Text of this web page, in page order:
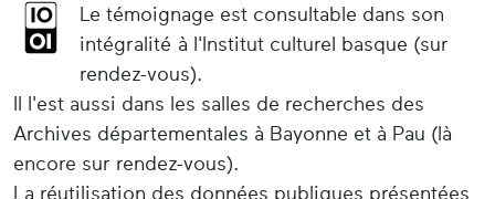
Le témoignage est consultable dans son
intégralité à l'Institut culturel basque (sur
rendez-vous).
Il l'est aussi dans les salles de recherches des
Archives départementales à Bayonne et à Pau (là
encore sur rendez-vous).
La réutilisation des données publiques présentées